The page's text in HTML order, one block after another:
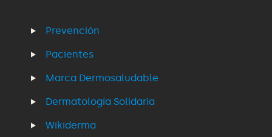
Prevención
Pacientes
Marca Dermosaludable
Dermatología Solidaria
Wikiderma